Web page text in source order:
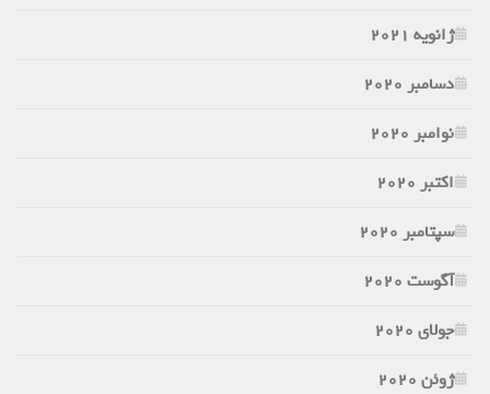
ژانویه 2021
دسامبر 2020
نوامبر 2020
اکتبر 2020
سپتامبر 2020
آگوست 2020
جولای 2020
ژوئن 2020